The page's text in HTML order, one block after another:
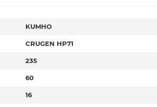
KUMHO
CRUGEN HP71
235
60
16